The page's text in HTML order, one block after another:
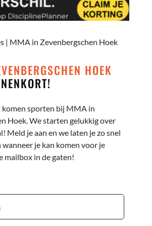
| MMA in Zevenbergschen Hoek
HOEK
komen sporten bij MMA in
Hoek. We starten gelukkig over
Meld je aan en we laten je zo snel
je kan komen voor je
mailbox in de gaten!